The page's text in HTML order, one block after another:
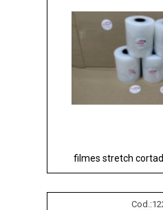
filmes stretch
Cod.: